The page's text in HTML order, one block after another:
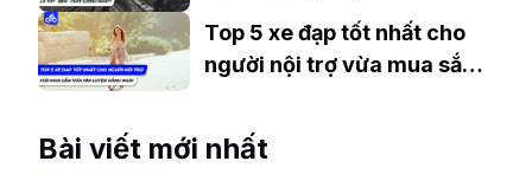
- BỀN - CHẤT LƯỢNG nhất?
Top 5 xe đạp tốt nhất cho
người nội trợ vừa mua sắm
Bài viết mới nhất